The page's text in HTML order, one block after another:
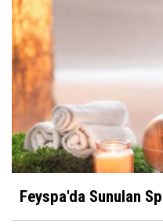
Feyspa'da Sunulan